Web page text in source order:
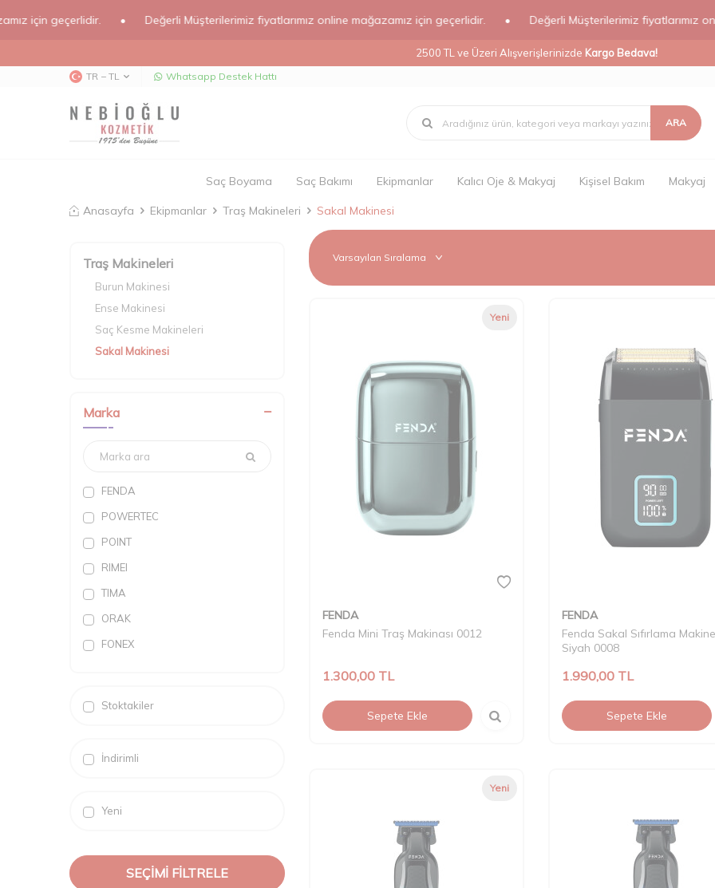
geçerlidir. • Değerli Müşterilerimiz fiyatlarımız online mağazamız için geçerlidir. • Değerli Müşterilerimiz fiyatlarımız online
2500 TL ve Üzeri Alışverişlerinizde Kargo Bedava!
TR − TL Whatsapp Destek Hattı
ARA
Saç Boyama Saç Bakımı Ekipmanlar Kalıcı Oje & Makyaj Kişisel Bakım Makyaj
Anasayfa Ekipmanlar Traş Makineleri Sakal Makinesi
Traş Makineleri
Burun Makinesi
Ense Makinesi
Saç Kesme Makineleri
Sakal Makinesi
Marka
FENDA
POWERTEC
POINT
RIMEI
TIMA
ORAK
FONEX
Stoktakiler
İndirimli
Yeni
SEÇIMI FILTRELE
Yeni
FENDA
Fenda Mini Traş Makinası 0012
1.300,00 TL
Sepete Ekle
FENDA
Fenda Sakal Sıfırlama
Siyah 0008
1.990,00TL
Sepete Ekle
Yeni